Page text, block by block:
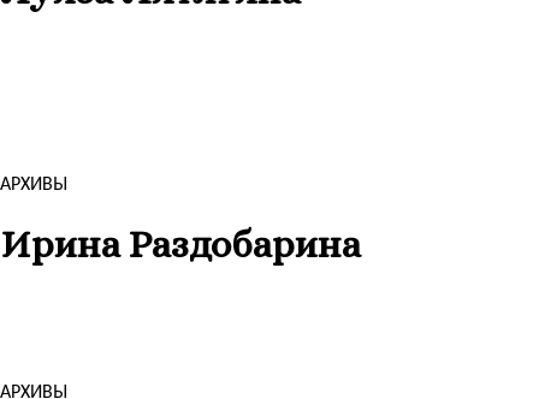
АРХИВЫ
Ирина Раздобарина
АРХИВЫ